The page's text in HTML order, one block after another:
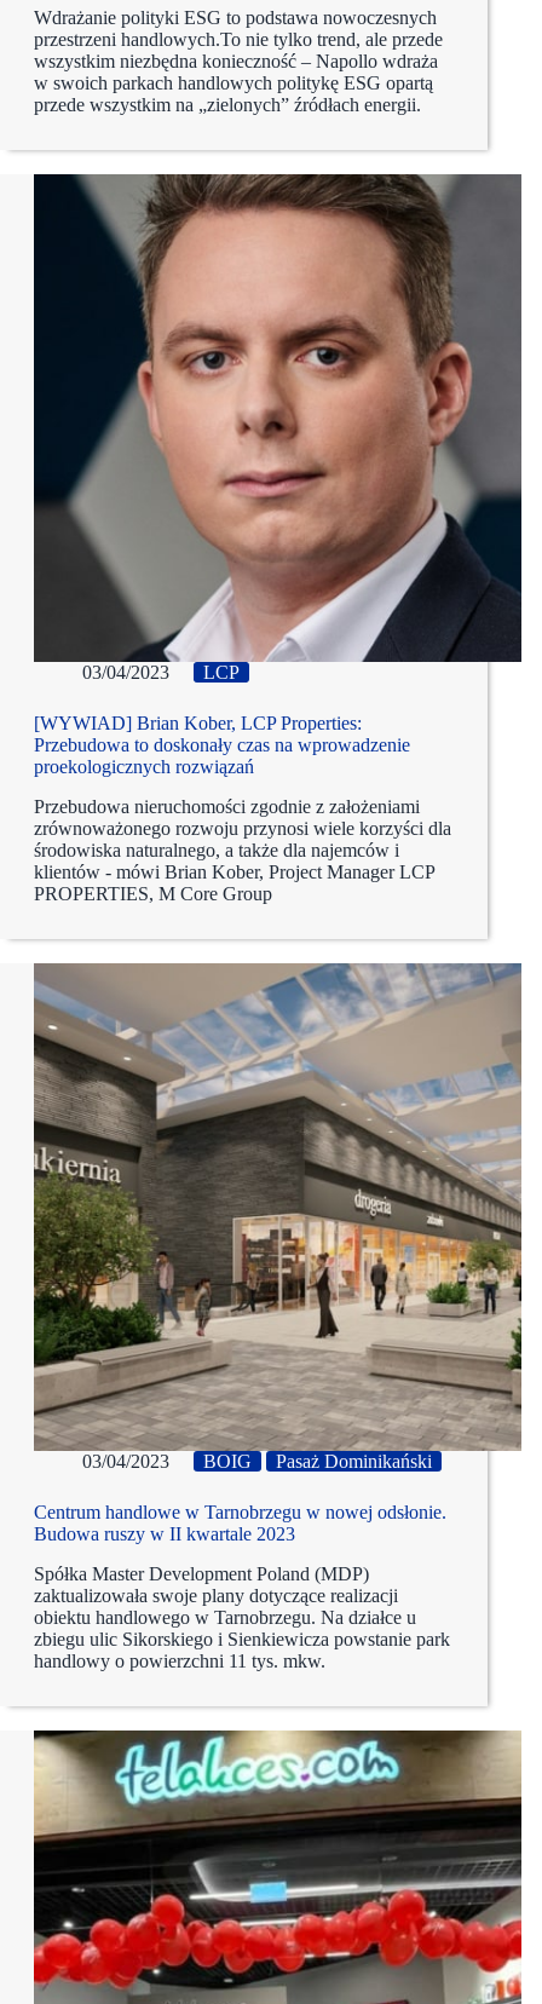
Wdrażanie polityki ESG to podstawa nowoczesnych
przestrzeni handlowych.To nie tylko trend, ale przede
wszystkim niezbędna konieczność – Napollo wdraża
w swoich parkach handlowych politykę ESG opartą
przede wszystkim na „zielonych” źródłach energii.
03/04/2023 LCP
[WYWIAD] Brian Kober, LCP Properties:
Przebudowa to doskonały czas na wprowadzenie
proekologicznych rozwiązań
Przebudowa nieruchomości zgodnie z założeniami
zrównoważonego rozwoju przynosi wiele korzyści dla
środowiska naturalnego, a także dla najemców i
klientów - mówi Brian Kober, Project Manager LCP
PROPERTIES, M Core Group
03/04/2023 BOIG Pasaż Dominikański
Centrum handlowe w Tarnobrzegu w nowej odsłonie.
Budowa ruszy w II kwartale 2023
Spółka Master Development Poland (MDP)
zaktualizowała swoje plany dotyczące realizacji
obiektu handlowego w Tarnobrzegu. Na działce u
zbiegu ulic Sikorskiego i Sienkiewicza powstanie park
handlowy o powierzchni 11 tys. mkw.